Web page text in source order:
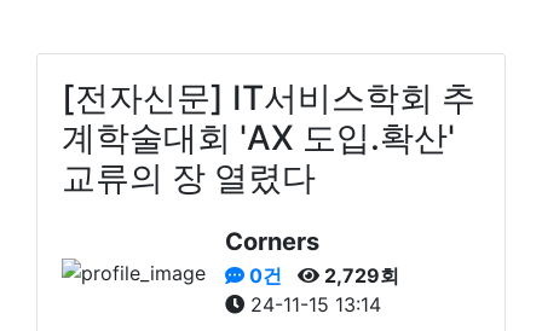
[전자신문] IT서비스학회 추
계학술대회 'AX 도입.확산'
교류의 장 열렸다
Corners
0건
2,729회
24-11-15 13:14